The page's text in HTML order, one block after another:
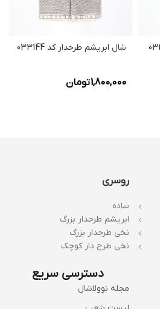
شال ابریشم طرحدار کد 033144
1,800,000تومان
روسری
ساده
ابریشم طرحدار بزرگ
نخی طرحدار بزرگ
نخی طرح دار کوچک
دسترسی سریع
مجله نوولاشال